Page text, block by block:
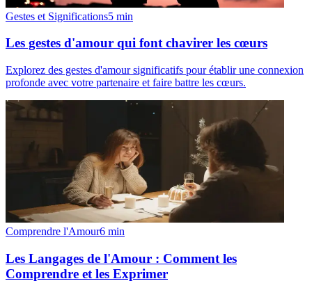
Gestes et Significations5 min
Les gestes d'amour qui font chavirer les cœurs
Explorez des gestes d'amour significatifs pour établir une connexion
profonde avec votre partenaire et faire battre les cœurs.
Comprendre l'Amour6 min
Les Langages de l'Amour : Comment les
Comprendre et les Exprimer